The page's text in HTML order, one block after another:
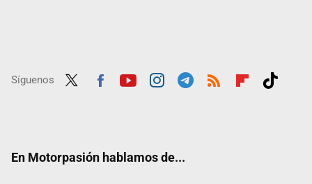
Síguenos
En Motorpasión hablamos de...